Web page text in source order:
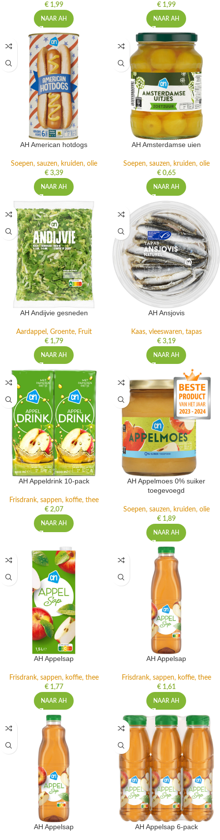
€1,99
NAAR AH
€1,99
NAAR AH
AH American hotdogs
Soepen, sauzen, kruiden, olie
€3,39
NAAR AH
AH Amsterdamse uien
Soepen, sauzen, kruiden, olie
€0,65
NAAR AH
AH Andijvie gesneden
Aardappel, Groente, Fruit
€1,79
NAAR AH
AH Ansjovis
Kaas, vleeswaren, tapas
€3,19
NAAR AH
AH Appeldrink 10-pack
Frisdrank, sappen, koffie, thee
€2,07
NAAR AH
AH Appelmoes 0% suiker
toegevoegd
Soepen, sauzen, kruiden, olie
€1,89
NAAR AH
AH Appelsap
Frisdrank, sappen, koffie, thee
€1,77
NAAR AH
AH Appelsap
Frisdrank, sappen, koffie, thee
€1,61
NAAR AH
AH Appelsap AH Appelsap 6-pack